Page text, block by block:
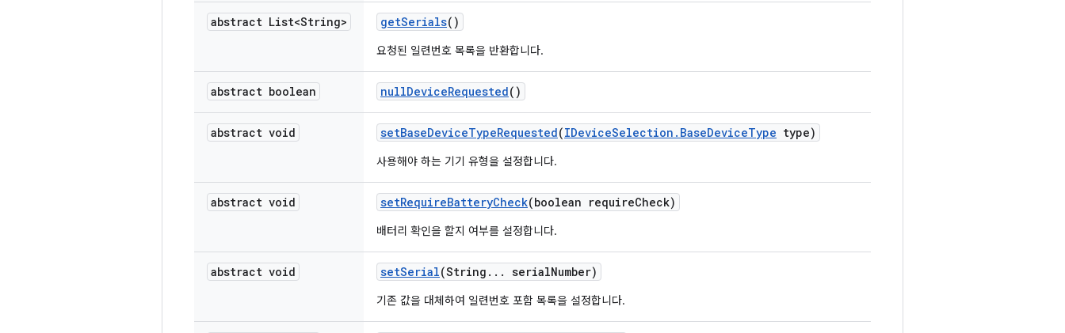
abstract List<String> getSerials()
요청된 일련번호 목록을 반환합니다.
abstract boolean nullDeviceRequested()
abstract void setBaseDeviceTypeRequested(IDeviceSelection . BaseDeviceType type)
사용해야 하는 기기 유형을 설정합니다.
abstract void setRequireBatteryCheck(boolean requireCheck)
배터리 확인을 할지 여부를 설정합니다.
abstract void setSerial(String . . . serialNumber)
기존 값을 대체하여 일련번호 포함 목록을 설정합니다.